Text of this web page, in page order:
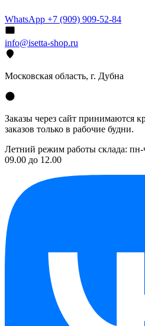
WhatsApp +7 (909) 909-52-84
info@isetta-shop.ru
Московская область, г. Дубна
Заказы через сайт принимаются
заказов только в рабочие будни.
Летний режим работы склада: пн-
09.00 до 12.00